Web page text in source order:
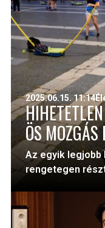
2025.06.15. 11:14
ÖS MOZGÁS
Az egyik legjobb
rengetegen